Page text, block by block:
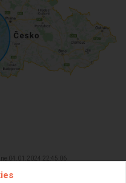
04.01.2024 22:45:06